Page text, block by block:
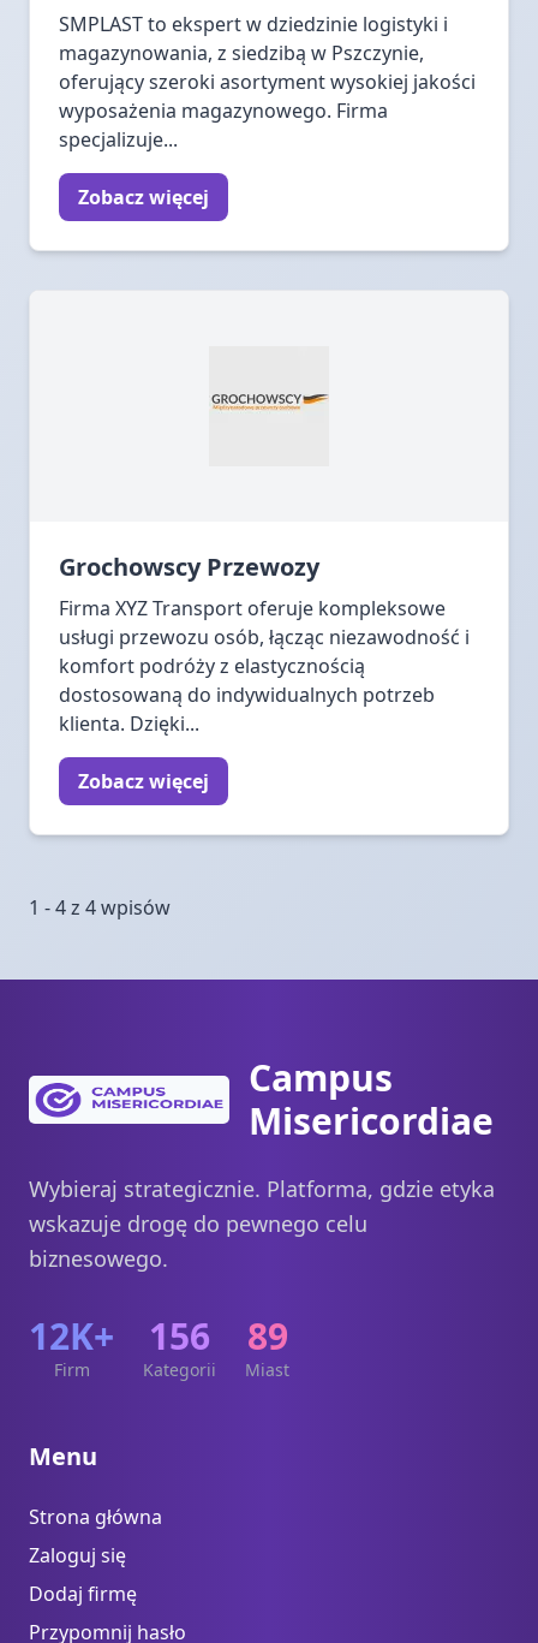
SMPLAST to ekspert w dziedzinie logistyki i
magazynowania, z siedzibą w Pszczynie,
oferujący szeroki asortyment wysokiej jakości
wyposażenia magazynowego. Firma
specjalizuje...
Zobacz więcej
Grochowscy Przewozy
Firma XYZ Transport oferuje kompleksowe
usługi przewozu osób, łącząc niezawodność i
komfort podróży z elastycznością
dostosowaną do indywidualnych potrzeb
klienta. Dzięki...
Zobacz więcej
1 - 4 z 4 wpisów
Campus
Misericordiae
Wybieraj strategicznie. Platforma, gdzie etyka
wskazuje drogę do pewnego celu
biznesowego.
12K+
Firm
156
Kategorii
89
Miast
Menu
Strona główna
Zaloguj się
Dodaj firmę
Przypomnij hasło